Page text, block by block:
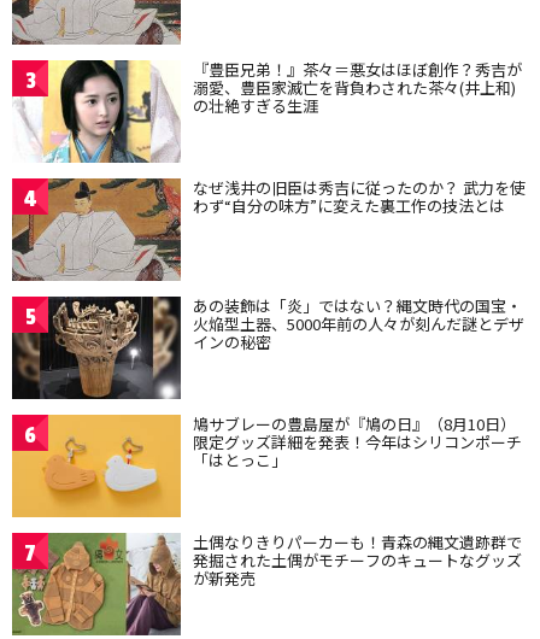
3 『豊臣兄弟！』茶々＝悪女はほぼ創作？秀吉が
溺愛、豊臣家滅亡を背負わされた茶々(井上和)
の壮絶すぎる生涯
4 なぜ浅井の旧臣は秀吉に従ったのか？ 武力を使
わず“自分の味方”に変えた裏工作の技法とは
5 あの装飾は「炎」ではない？縄文時代の国宝・
火焔型土器、5000年前の人々が刻んだ謎とデザ
インの秘密
6 鳩サブレーの豊島屋が『鳩の日』（8月10日）
限定グッズ詳細を発表！今年はシリコンポーチ
「はとっこ」
7 土偶なりきりパーカーも！青森の縄文遺跡群で
発掘された土偶がモチーフのキュートなグッズ
が新発売